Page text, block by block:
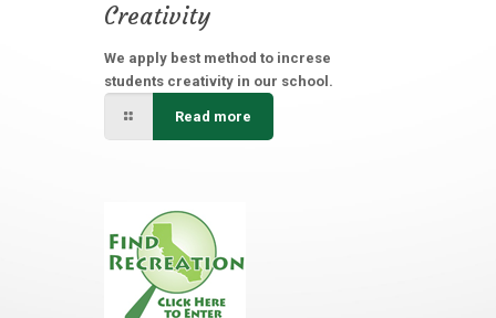
Creativity
We apply best method to increse
students creativity in our school.
Read more